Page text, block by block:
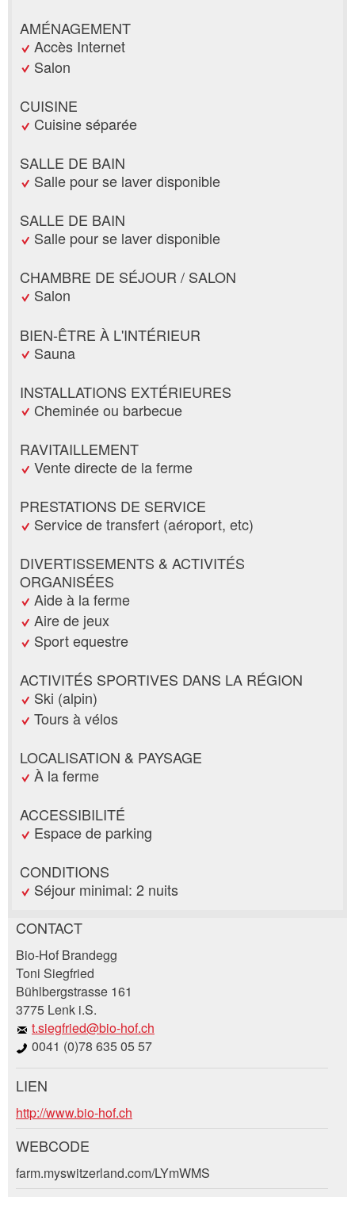
AMÉNAGEMENT
Accès Internet
Salon
CUISINE
Cuisine séparée
SALLE DE BAIN
Salle pour se laver disponible
SALLE DE BAIN
Salle pour se laver disponible
CHAMBRE DE SÉJOUR / SALON
Salon
BIEN-ÊTRE À L'INTÉRIEUR
Sauna
INSTALLATIONS EXTÉRIEURES
Cheminée ou barbecue
RAVITAILLEMENT
Vente directe de la ferme
PRESTATIONS DE SERVICE
Service de transfert (aéroport, etc)
DIVERTISSEMENTS & ACTIVITÉS
ORGANISÉES
Aide à la ferme
Aire de jeux
Sport equestre
ACTIVITÉS SPORTIVES DANS LA RÉGION
Ski (alpin)
Tours à vélos
LOCALISATION & PAYSAGE
À la ferme
ACCESSIBILITÉ
Espace de parking
CONDITIONS
Séjour minimal: 2 nuits
Annonces répréhensibles
Vos commentaires sont grandement appréciés!
Commentaires généraux
Cette annonce n'est plus valable
Annonce incomplète
Recommander l'annonce
Recommandez cette annonce à des amis.
CONTACT
Bio-Hof Brandegg
Toni Siegfried
Bühlbergstrasse 161
3775 Lenk i.S.
t.siegfried@bio-hof.ch
0041 (0)78 635 05 57
Demande de réservation
Composez un message à la personne de
contact pour cette annonce .
LIEN
http://www.bio-hof.ch
WEBCODE
farm.myswitzerland.com/LYmWMS